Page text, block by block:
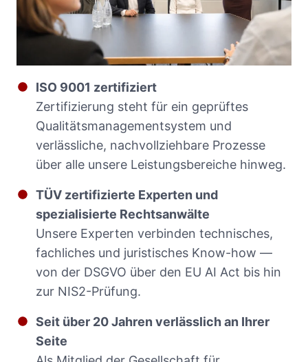
ISO 9001 zertifiziert
Zertifizierung steht für ein geprüftes
Qualitätsmanagementsystem und
verlässliche, nachvollziehbare Prozesse
über alle unsere Leistungsbereiche hinweg.
TÜV zertifizierte Experten und
spezialisierte Rechtsanwälte
Unsere Experten verbinden technisches,
fachliches und juristisches Know-how —
von der DSGVO über den EU AI Act bis hin
zur NIS2-Prüfung.
Seit über 20 Jahren verlässlich an Ihrer
Seite